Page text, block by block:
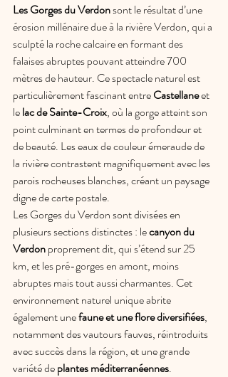
Les Gorges du Verdon sont le résultat d’une
érosion millénaire due à la rivière Verdon, qui a
sculpté la roche calcaire en formant des
falaises abruptes pouvant atteindre 700
mètres de hauteur. Ce spectacle naturel est
particulièrement fascinant entre Castellane et
le lac de Sainte-Croix, où la gorge atteint son
point culminant en termes de profondeur et
de beauté. Les eaux de couleur émeraude de
la rivière contrastent magnifiquement avec les
parois rocheuses blanches, créant un paysage
digne de carte postale.
Les Gorges du Verdon sont divisées en
plusieurs sections distinctes : le canyon du
Verdon proprement dit, qui s’étend sur 25
km, et les pré-gorges en amont, moins
abruptes mais tout aussi charmantes. Cet
environnement naturel unique abrite
également une faune et une flore diversifiées,
notamment des vautours fauves, réintroduits
avec succès dans la région, et une grande
variété de plantes méditerranéennes.